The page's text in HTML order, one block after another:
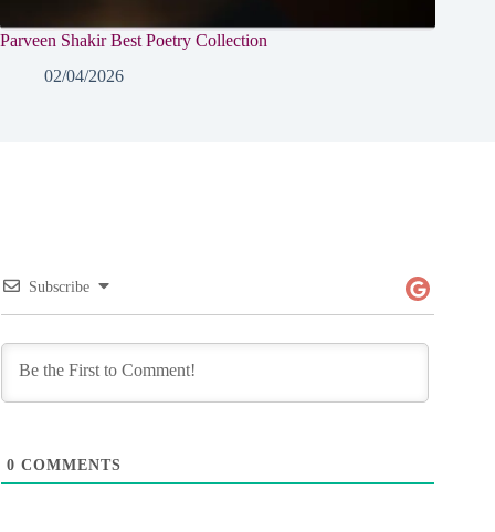
Parveen Shakir Best Poetry Collection
02/04/2026
Subscribe
0 COMMENTS